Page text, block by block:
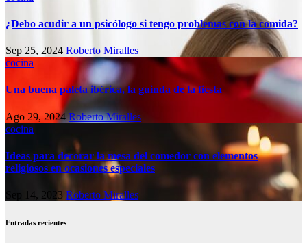
¿Debo acudir a un psicólogo si tengo problemas con la comida?
Sep 25, 2024 Roberto Miralles
cocina
Una buena paleta ibérica, la guinda de la fiesta
Ago 29, 2024Roberto Miralles
cocina
Ideas para decorar la mesa del comedor con elementos
religiosos en ocasiones especiales
Sep 14, 2023 Roberto Miralles
Entradas recientes